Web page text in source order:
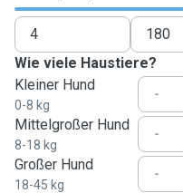
Wie viele Haustiere?
Kleiner Hund
0-8 kg
-
Mittelgroßer Hund
8-18 kg
-
Großer Hund
18-45 kg
-